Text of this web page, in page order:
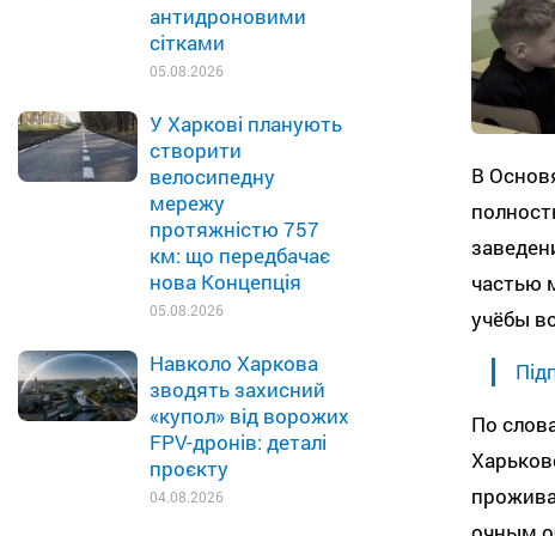
антидроновими
сітками
05.08.2026
У Харкові планують
створити
велосипедну
мережу
протяжністю 757
км: що передбачає
нова Концепція
05.08.2026
Навколо Харкова
зводять захисний
«купол» від ворожих
FPV-дронів: деталі
проєкту
04.08.2026
В
частью
учёбы
По